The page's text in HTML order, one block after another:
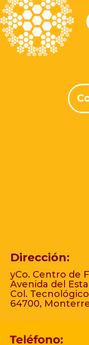
Dirección:
yCo. Centro de
Avenida del
Col.
64700,